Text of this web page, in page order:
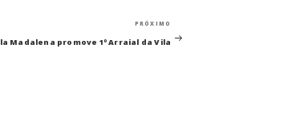
post
PRÓXIMO
Madalena promove 1º Arraial da Vila